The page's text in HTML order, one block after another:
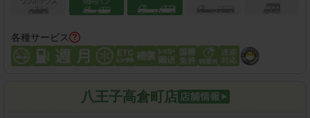
各種サービス
八王子高倉町店